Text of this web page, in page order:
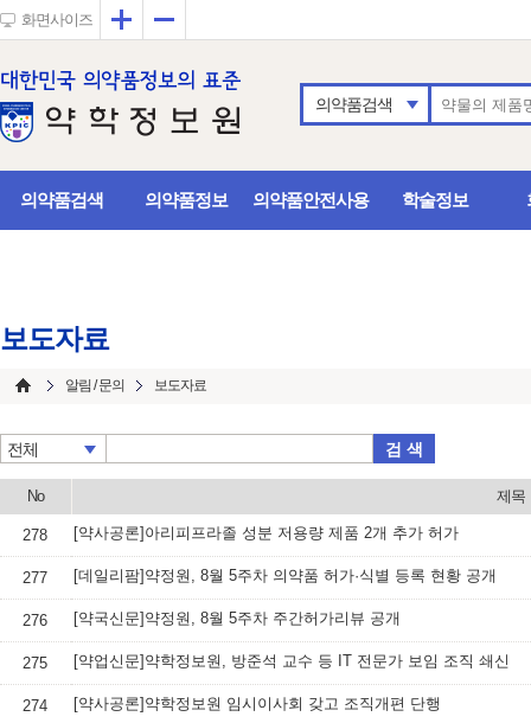
화면사이즈 확대
의약품검색
의약품검색 의약품정보 의약품안전사용 학술정보
보도자료
알림 / 문의 보도자료
전체 검 색
No 제목
278 [약사공론]아리피프라졸 성분 저용량 제품 2개 추가 허가
277 [데일리팜]약정원, 8월 5주차 의약품 허가·식별 등록 현황 공개
276 [약국신문]약정원, 8월 5주차 주간허가리뷰 공개
275 [약업신문]약학정보원, 방준석 교수 등 IT 전문가 보임 조직 쇄신
274 [약사공론]약학정보원 임시이사회 갖고 조직개편 단행